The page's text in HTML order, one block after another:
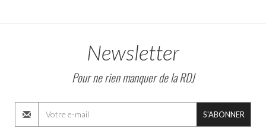
Newsletter
Pour ne rien manquer de la RDJ
S'ABONNER